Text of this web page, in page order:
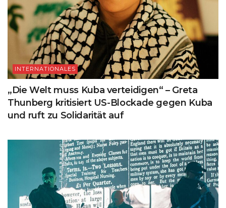
INTERNATIONALES
„Die Welt muss Kuba verteidigen“ – Greta
Thunberg kritisiert US-Blockade gegen Kuba
und ruft zu Solidarität auf